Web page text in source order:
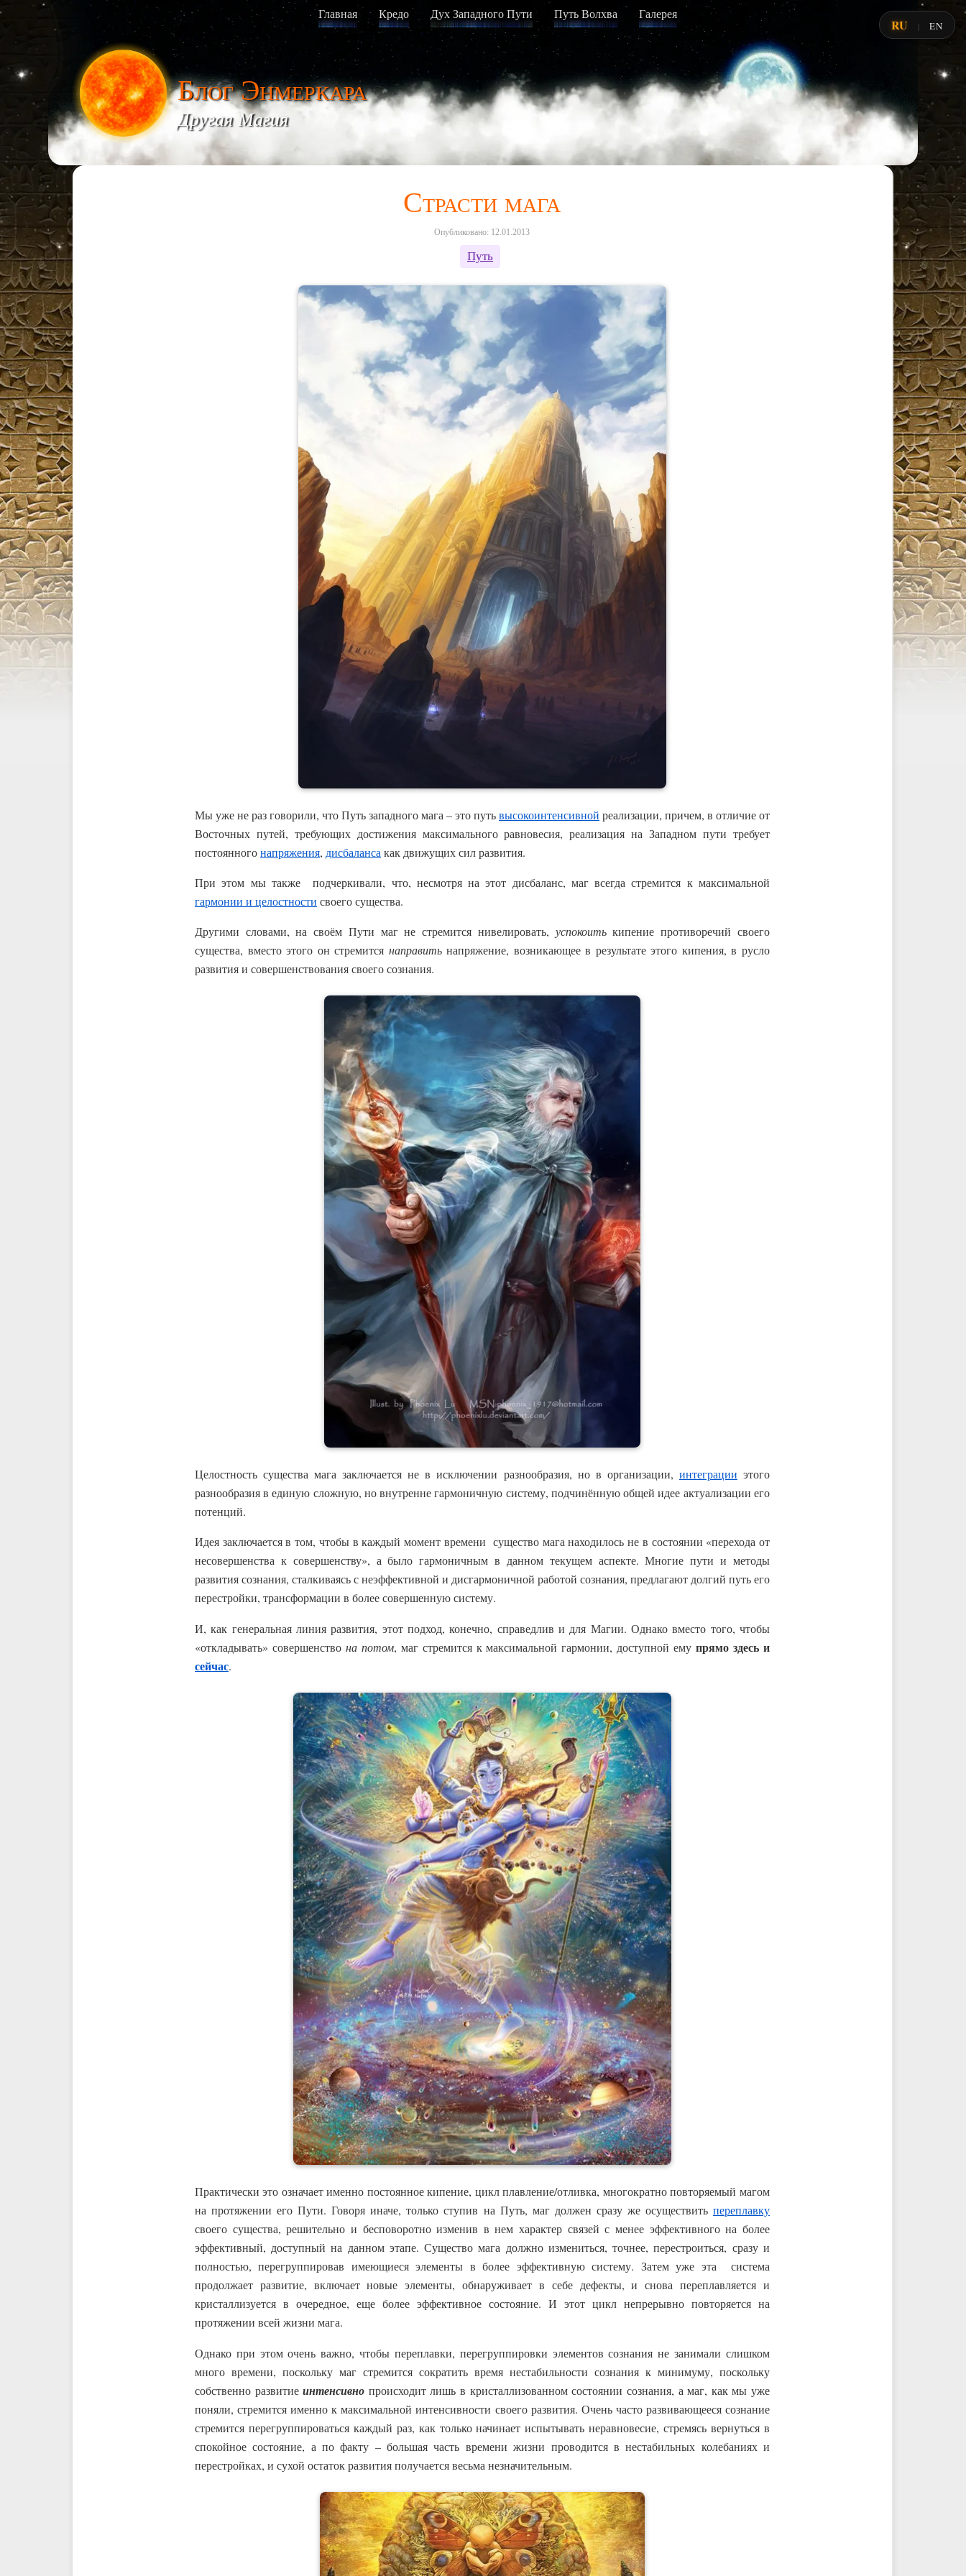
Главная Кредо Дух Западного Пути Путь Волхва Галерея
Блог Энмеркара
Другая Магия
Страсти мага
Опубликовано: 12.01.2013
Путь
Мы уже не раз говорили, что Путь западного мага – это путьвысокоинтенсивной реализации, причем, в отличие от
Восточных путей, требующих достижения максимального равновесия, реализация на Западном пути требует
постоянногонапряжения, дисбалансакак движущих сил развития.
При этом мы также подчеркивали, что, несмотря на этот дисбаланс, маг всегда стремится к максимальной
гармонии и целостности своего существа.
Другими словами, на своём Пути маг не стремится нивелировать, успокоитькипение противоречий своего
существа, вместо этого он стремится направитьнапряжение, возникающее в результате этого кипения, в русло
развития и совершенствования своего сознания.
Целостность существа мага заключается не в исключении разнообразия, но в организации, интеграции этого
разнообразия в единую сложную, но внутренне гармоничную систему, подчинённую общей идее актуализации его
потенций.
Идея заключается в том, чтобы в каждый момент времени существо мага находилось не в состоянии «перехода от
несовершенства к совершенству», а было гармоничным в данном текущем аспекте. Многие пути и методы
развития сознания, сталкиваясь с неэффективной и дисгармоничной работой сознания, предлагают долгий путь его
перестройки, трансформации в более совершенную систему.
И, как генеральная линия развития, этот подход, конечно, справедлив и для Магии. Однако вместо того, чтобы
«откладывать» совершенство на потом, маг стремится к максимальной гармонии, доступной емупрямо здесь и
сейчас.
Практически это означает именно постоянное кипение, цикл плавление/отливка, многократно повторяемый магом
на протяжении его Пути. Говоря иначе, только ступив на Путь, маг должен сразу же осуществить переплавку
своего существа, решительно и бесповоротно изменив в нем характер связей с менее эффективного на более
эффективный, доступный на данном этапе. Существо мага должно измениться, точнее, перестроиться, сразу и
полностью, перегруппировав имеющиеся элементы в более эффективную систему. Затем уже эта система
продолжает развитие, включает новые элементы, обнаруживает в себе дефекты, и снова переплавляется и
кристаллизуется в очередное, еще более эффективное состояние. И этот цикл непрерывно повторяется на
протяжении всей жизни мага.
Однако при этом очень важно, чтобы переплавки, перегруппировки элементов сознания не занимали слишком
много времени, поскольку маг стремится сократить время нестабильности сознания к минимуму, поскольку
собственно развитиеинтенсивно происходит лишь в кристаллизованном состоянии сознания, а маг, как мы уже
поняли, стремится именно к максимальной интенсивности своего развития. Очень часто развивающееся сознание
стремится перегруппироваться каждый раз, как только начинает испытывать неравновесие, стремясь вернуться в
спокойное состояние, а по факту – большая часть времени жизни проводится в нестабильных колебаниях и
перестройках, и сухой остаток развития получается весьма незначительным.
RU | EN